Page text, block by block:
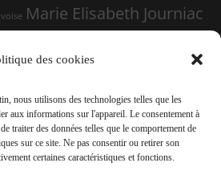
des cookies
nous utilisons des technologies telles que les
aux informations sur l'appareil. Le consentement à
traiter des données telles que le comportement de
sur ce site. Ne pas consentir ou retirer son
certaines caractéristiques et fonctions.
Marie Elisabeth Journiac
place du Forum
Rue de la
Rue de Vesle Rue du Temple
Thomas